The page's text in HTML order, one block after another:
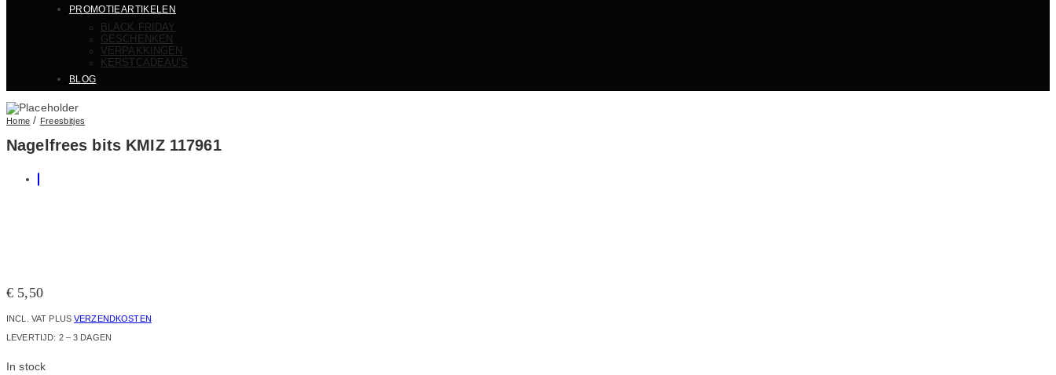
PROMOTIEARTIKELEN
BLACK FRIDAY
GESCHENKEN
VERPAKKINGEN
KERSTCADEAU’S
BLOG
Home / Freesbitjes
Nagelfrees bits KMIZ 117961
€ 5,50
INCL. VAT PLUSVERZENDKOSTEN
LEVERTIJD: 2 – 3 DAGEN
In stock